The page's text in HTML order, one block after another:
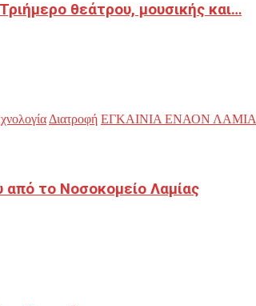
θεάτρου, μουσικής και…
Διατροφή ΕΓΚΑΙΝΙΑ ΕΝΑΟΝ ΛΑΜΙΑ
από το Νοσοκομείο Λαμίας